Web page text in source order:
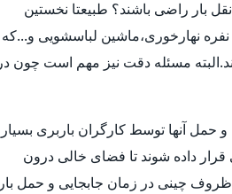
بار راضی باشند؟ طبیعتا نخستین
نهارخوری،ماشین لباسشویی و...که
مسئله دقت نیز مهم است چون در
حمل آنها توسط کارگران باربری بسیار
داده شوند تا فضای خالی درون
ظروف چینی در زمان جابجایی و حمل بار